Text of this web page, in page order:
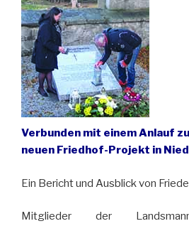
Verbunden mit einem Anlauf
neuen Friedhof-Projekt in
Ein Bericht und Ausblick von
Mitglieder der